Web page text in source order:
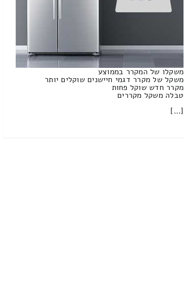
משקלו של המקרר בממוצע
משקל של מקרר דגמי חיישנים שוקלים יותר
מקרר חדש שוקל פחות
טבלה משקל מקררים
[…]